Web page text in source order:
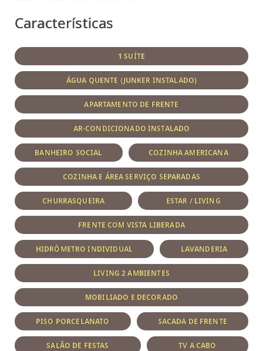
Características
1 SUÍTE
ÁGUA QUENTE (JUNKER INSTALADO)
APARTAMENTO DE FRENTE
AR-CONDICIONADO INSTALADO
BANHEIRO SOCIAL COZINHA AMERICANA
COZINHA E ÁREA SERVIÇO SEPARADAS
CHURRASQUEIRA ESTAR / LIVING
FRENTE COM VISTA LIBERADA
HIDRÔMETRO INDIVIDUAL LAVANDERIA
LIVING 2 AMBIENTES
MOBILIADO E DECORADO
PISO PORCELANATO SACADA DE FRENTE
SALÃO DE FESTAS TV A CABO